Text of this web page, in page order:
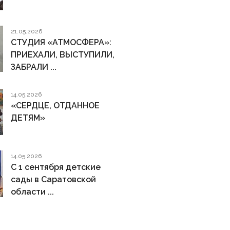
21.05.2026
СТУДИЯ «АТМОСФЕРА»:
ПРИЕХАЛИ, ВЫСТУПИЛИ,
ЗАБРАЛИ ...
14.05.2026
«СЕРДЦЕ, ОТДАННОЕ
ДЕТЯМ»
14.05.2026
С 1 сентября детские
сады в Саратовской
области ...